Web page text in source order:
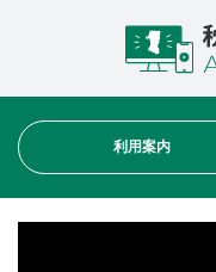
利用案内